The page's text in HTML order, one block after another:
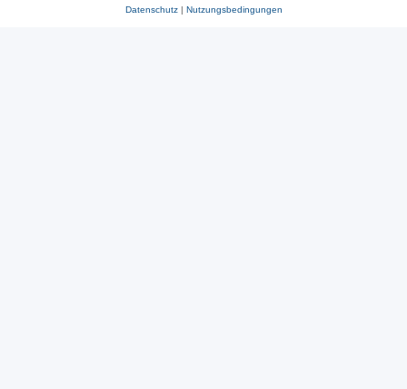
Datenschutz| Nutzungsbedingungen